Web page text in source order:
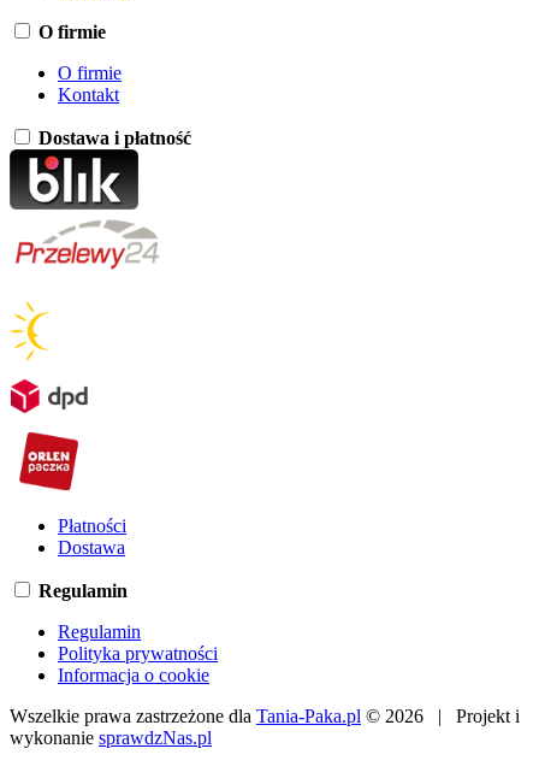
O firmie
O firmie
Kontakt
Dostawa i płatność
Płatności
Dostawa
Regulamin
Regulamin
Polityka prywatności
Informacja o cookie
Wszelkie prawa zastrzeżone dla Tania-Paka.pl © 2026 | Projekt i
wykonanie sprawdzNas.pl